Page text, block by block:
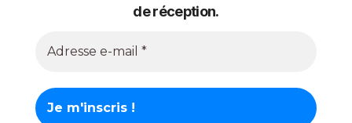
de réception.